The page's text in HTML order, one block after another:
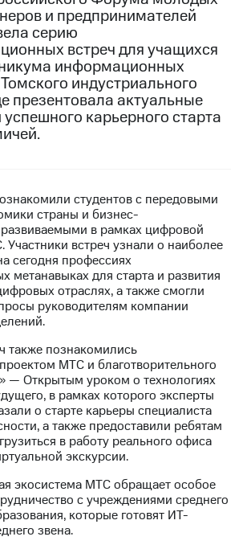
и предпринимателей
серию
встреч для учащихся
информационных
индустриального
презентовала актуальные
карьерного старта
студентов с передовыми
страны и бизнес-
в рамках цифровой
встреч узнали о наиболее
сегодня профессиях
метанавыках для старта и развития
отраслях, а также смогли
руководителям компании
также познакомились
МТС и благотворительного
— Открытым уроком о технологиях
в рамках которого эксперты
о старте карьеры специалиста
а также предоставили ребятам
в работу реального офиса
экскурсии.
экосистема МТС обращает особое
с учреждениями среднего
которые готовят ИТ-
звена.